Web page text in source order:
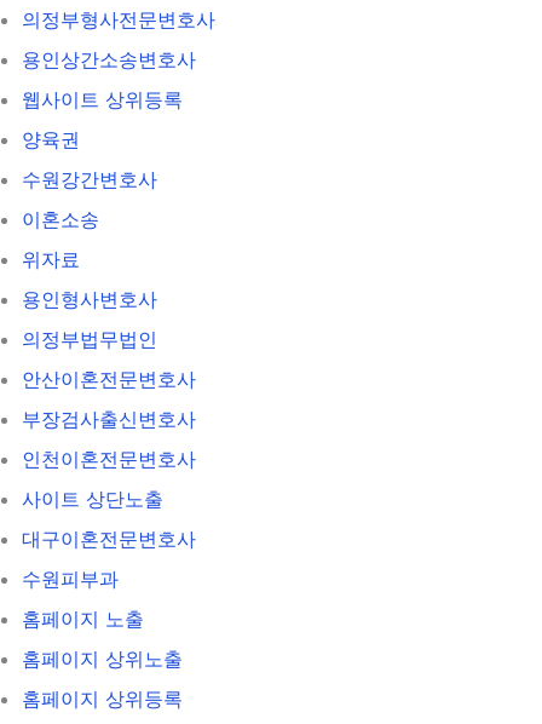
의정부형사전문변호사
용인상간소송변호사
웹사이트 상위등록
양육권
수원강간변호사
이혼소송
위자료
용인형사변호사
의정부법무법인
안산이혼전문변호사
부장검사출신변호사
인천이혼전문변호사
사이트 상단노출
대구이혼전문변호사
수원피부과
홈페이지 노출
홈페이지 상위노출
홈페이지 상위등록